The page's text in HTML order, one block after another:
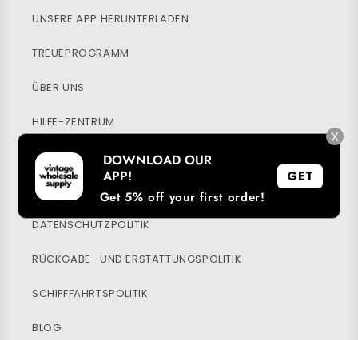
UNSERE APP HERUNTERLADEN
TREUEPROGRAMM
ÜBER UNS
HILFE-ZENTRUM
MEIN KONTO
NACHHALTIGKEIT
DATENSCHUTZPOLITIK
RÜCKGABE- UND ERSTATTUNGSPOLITIK
SCHIFFFAHRTSPOLITIK
BLOG
X
DOWNLOAD OUR
APP!
Get 5% off your first order!
GET